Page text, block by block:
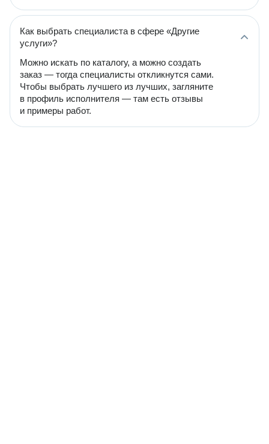
Как выбрать специалиста в сфере «Другие
услуги»?
Можно искать по каталогу, а можно создать
заказ — тогда специалисты откликнутся сами.
Чтобы выбрать лучшего из лучших, загляните
в профиль исполнителя — там есть отзывы
и примеры работ.